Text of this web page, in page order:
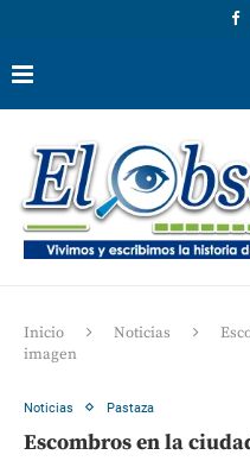
Inicio Noticias
imagen
Noticias Pastaza
Escombros en la